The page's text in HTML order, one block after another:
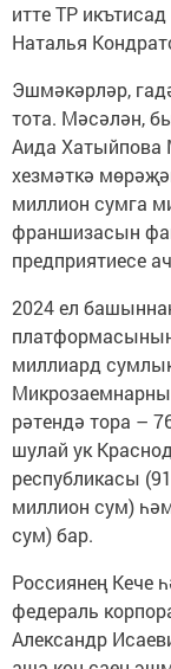
итте ТР
Наталья
Эшмәкәрләр,
тота. Мәсәлән,
Аида Хатыйпова
хезмәткә
миллион сумга
франшизасын
предприятиесе
2024 ел
миллиард
рәтендә тора –
шулай ук
республикасы
миллион сум)
сум) бар.
Россиянең Кече
федераль
Александр